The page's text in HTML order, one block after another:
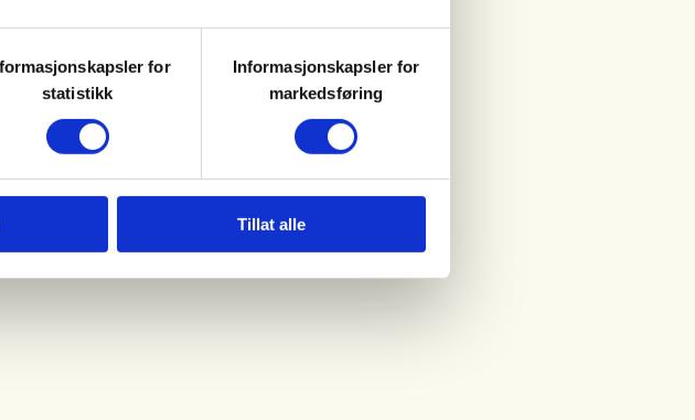
for
statistikk
Informasjonskapsler for
markedsføring
Tillat alle